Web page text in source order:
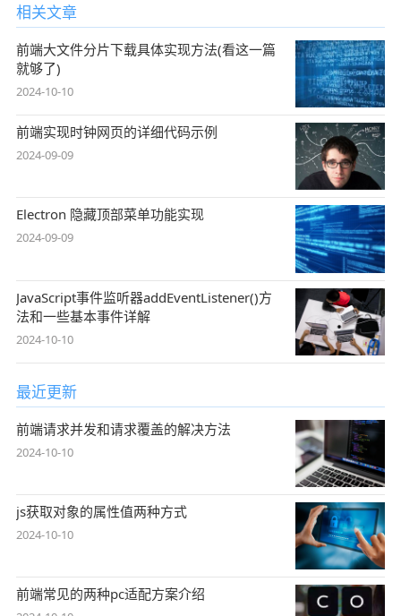
相关文章
前端大文件分片下载具体实现方法(看这一篇
就够了)
2024-10-10
前端实现时钟网页的详细代码示例
2024-09-09
Electron 隐藏顶部菜单功能实现
2024-09-09
JavaScript事件监听器addEventListener()方
法和一些基本事件详解
2024-10-10
最近更新
前端请求并发和请求覆盖的解决方法
2024-10-10
js获取对象的属性值两种方式
2024-10-10
前端常见的两种pc适配方案介绍